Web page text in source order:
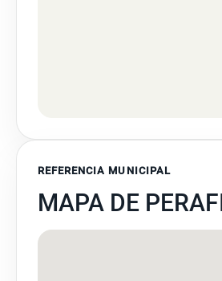
REFERENCIA MUNICIPAL
MAPA DE